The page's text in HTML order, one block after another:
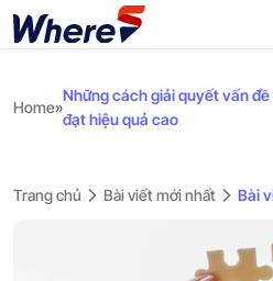
Home»
Những cách giải quyết vấn
đạt hiệu quả cao
Trang chủ Bài viết mới nhất Bài